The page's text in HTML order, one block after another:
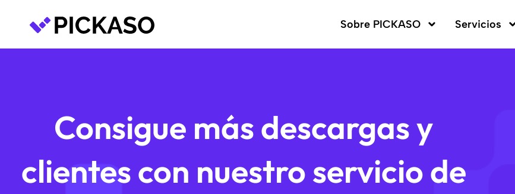
Sobre PICKASO Servicios
Consigue más descargas y
clientes con nuestro servicio de